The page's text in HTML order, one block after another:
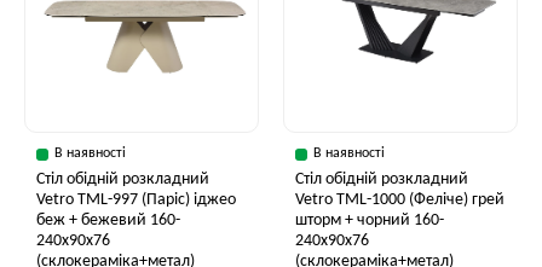
В наявності
Стіл обідній розкладний
Vetro ТМL-997 (Паріс) іджео
беж + бежевий 160-
240x90x76
(склокераміка+метал)
В наявності
Стіл обідній розкладний
Vetro ТМL-1000 (Феліче) грей
шторм + чорний 160-
240x90x76
(склокераміка+метал)